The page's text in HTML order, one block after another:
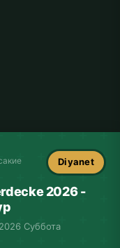
Diyanet
2026 -
Суббота